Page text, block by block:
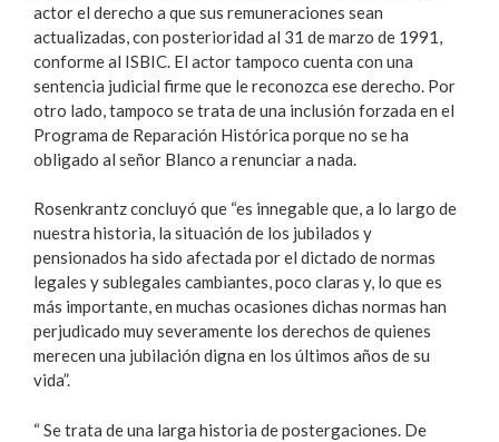
actor el derecho a que sus remuneraciones sean
actualizadas, con posterioridad al 31 de marzo de 1991,
conforme al ISBIC. El actor tampoco cuenta con una
sentencia judicial firme que le reconozca ese derecho. Por
otro lado, tampoco se trata de una inclusión forzada en el
Programa de Reparación Histórica porque no se ha
obligado al señor Blanco a renunciar a nada.
Rosenkrantz concluyó que “es innegable que, a lo largo de
nuestra historia, la situación de los jubilados y
pensionados ha sido afectada por el dictado de normas
legales y sublegales cambiantes, poco claras y, lo que es
más importante, en muchas ocasiones dichas normas han
perjudicado muy severamente los derechos de quienes
merecen una jubilación digna en los últimos años de su
vida”.
“ Se trata de una larga historia de postergaciones. De